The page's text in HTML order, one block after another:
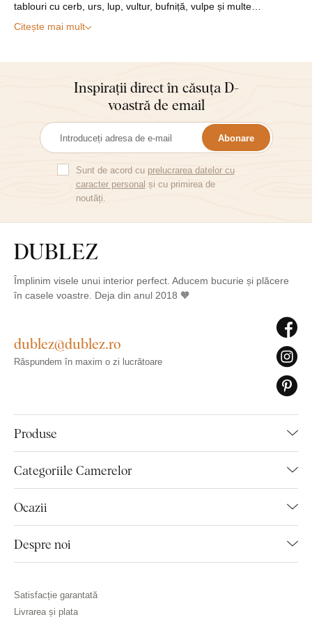
tablouri cu cerb, urs, lup, vultur, bufniță, vulpe și multe…
Citește mai mult
Inspirații direct în căsuța D-
voastră de email
Abonare
Sunt de acord cu prelucrarea datelor cu
caracter personal și cu primirea de
noutăți.
Împlinim visele unui interior perfect. Aducem bucurie și plăcere
în casele voastre. Deja din anul 2018 🧡
Produse
Categoriile Camerelor
Ocazii
Despre noi
dublez@dublez.ro
Răspundem în maxim o zi lucrătoare
Satisfacție garantată
Livrarea și plata